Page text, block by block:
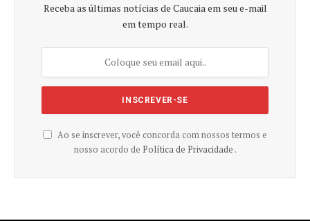
Receba as últimas notícias de Caucaia em seu e-mail
em tempo real.
Ao se inscrever, você concorda com nossos termos e
nosso acordo de Política de Privacidade .